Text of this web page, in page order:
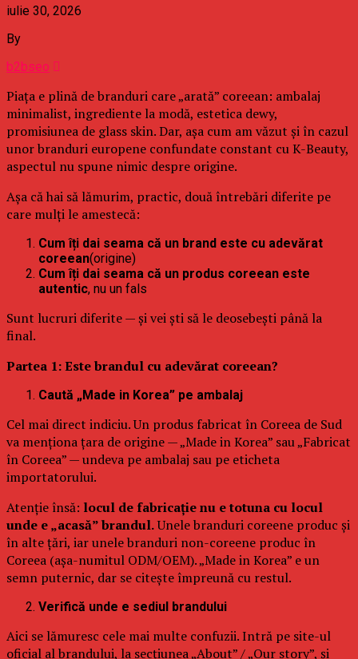
iulie 30, 2026
By
b2bseo
Piața e plină de branduri care „arată” coreean: ambalaj
minimalist, ingrediente la modă, estetica dewy,
promisiunea de glass skin. Dar, așa cum am văzut și în cazul
unor branduri europene confundate constant cu K-Beauty,
aspectul nu spune nimic despre origine.
Așa că hai să lămurim, practic, două întrebări diferite pe
care mulți le amestecă:
Cum îți dai seama că un brand este cu adevărat
coreean(origine)
Cum îți dai seama că un produs coreean este
autentic, nu un fals
Sunt lucruri diferite — și vei ști să le deosebești până la
final.
Partea 1: Este brandul cu adevărat coreean?
Caută „Made in Korea” pe ambalaj
Cel mai direct indiciu. Un produs fabricat în Coreea de Sud
va menționa țara de origine — „Made in Korea” sau „Fabricat
în Coreea” — undeva pe ambalaj sau pe eticheta
importatorului.
Atenție însă: locul de fabricație nu e totuna cu locul
unde e „acasă” brandul.Unele branduri coreene produc și
în alte țări, iar unele branduri non-coreene produc în
Coreea (așa-numitul ODM/OEM). „Made in Korea” e un
semn puternic, dar se citește împreună cu restul.
Verifică unde e sediul brandului
Aici se lămuresc cele mai multe confuzii. Intră pe site-ul
oficial al brandului, la secțiunea „About” / „Our story”, și